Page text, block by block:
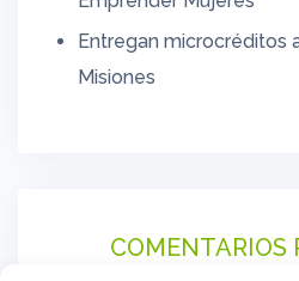
Entregan microcréditos
Misiones
COMENTARIOS